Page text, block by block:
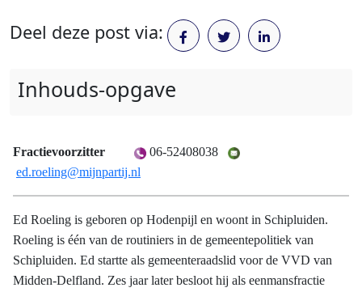
Deel deze post via:
Inhouds-opgave
Fractievoorzitter
06-52408038
ed.roeling@mijnpartij.nl
Ed Roeling is geboren op Hodenpijl en woont in Schipluiden.
Roeling is één van de routiniers in de gemeentepolitiek van
Schipluiden. Ed startte als gemeenteraadslid voor de VVD van
Midden-Delfland. Zes jaar later besloot hij als eenmansfractie